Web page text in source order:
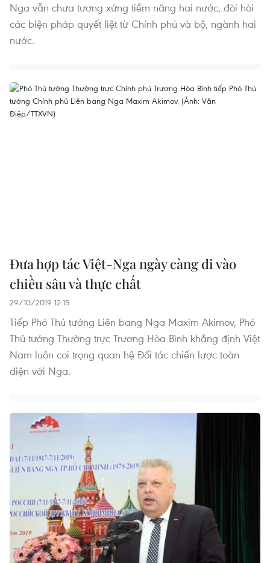
Nga vẫn chưa tương xứng tiềm năng hai nước, đòi hòi
các biện pháp quyết liệt từ Chính phủ và bộ, ngành hai
nước.
Đưa hợp tác Việt-Nga ngày càng đi vào
chiều sâu và thực chất
29/10/2019 12:15
Tiếp Phó Thủ tướng Liên bang Nga Maxim Akimov, Phó
Thủ tướng Thường trực Trương Hòa Bình khẳng định Việt
Nam luôn coi trọng quan hệ Đối tác chiến lược toàn
diện với Nga.